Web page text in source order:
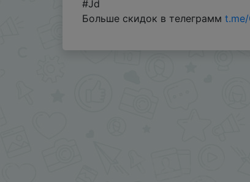
#Jd
Больше скидок в телеграмм